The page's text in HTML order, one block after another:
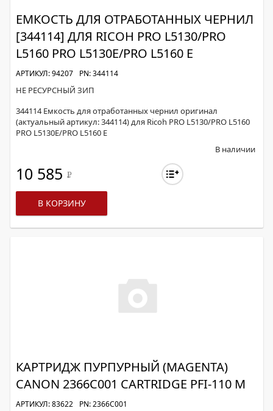
ЕМКОСТЬ ДЛЯ ОТРАБОТАННЫХ ЧЕРНИЛ
[344114] ДЛЯ RICOH PRO L5130/PRO
L5160 PRO L5130E/PRO L5160 E
АРТИКУЛ: 94207 PN: 344114
НЕ РЕСУРСНЫЙ ЗИП
344114 Емкость для отработанных чернил оригинал
(актуальный артикул: 344114) для Ricoh PRO L5130/PRO L5160
PRO L5130E/PRO L5160 E
В наличии
10 585 Р
В КОРЗИНУ
КАРТРИДЖ ПУРПУРНЫЙ (MAGENTA)
CANON 2366C001 CARTRIDGE PFI-110 M
АРТИКУЛ: 83622 PN: 2366C001